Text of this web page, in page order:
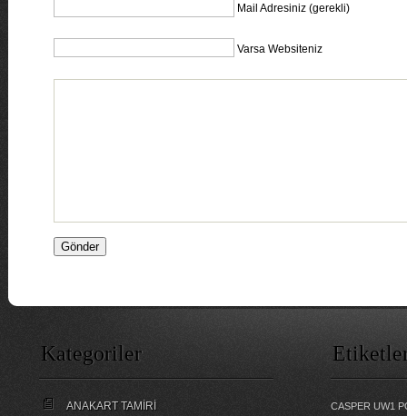
Mail Adresiniz (gerekli)
Varsa Websiteniz
Kategoriler
ANAKART TAMİRİ
CASPER UW1